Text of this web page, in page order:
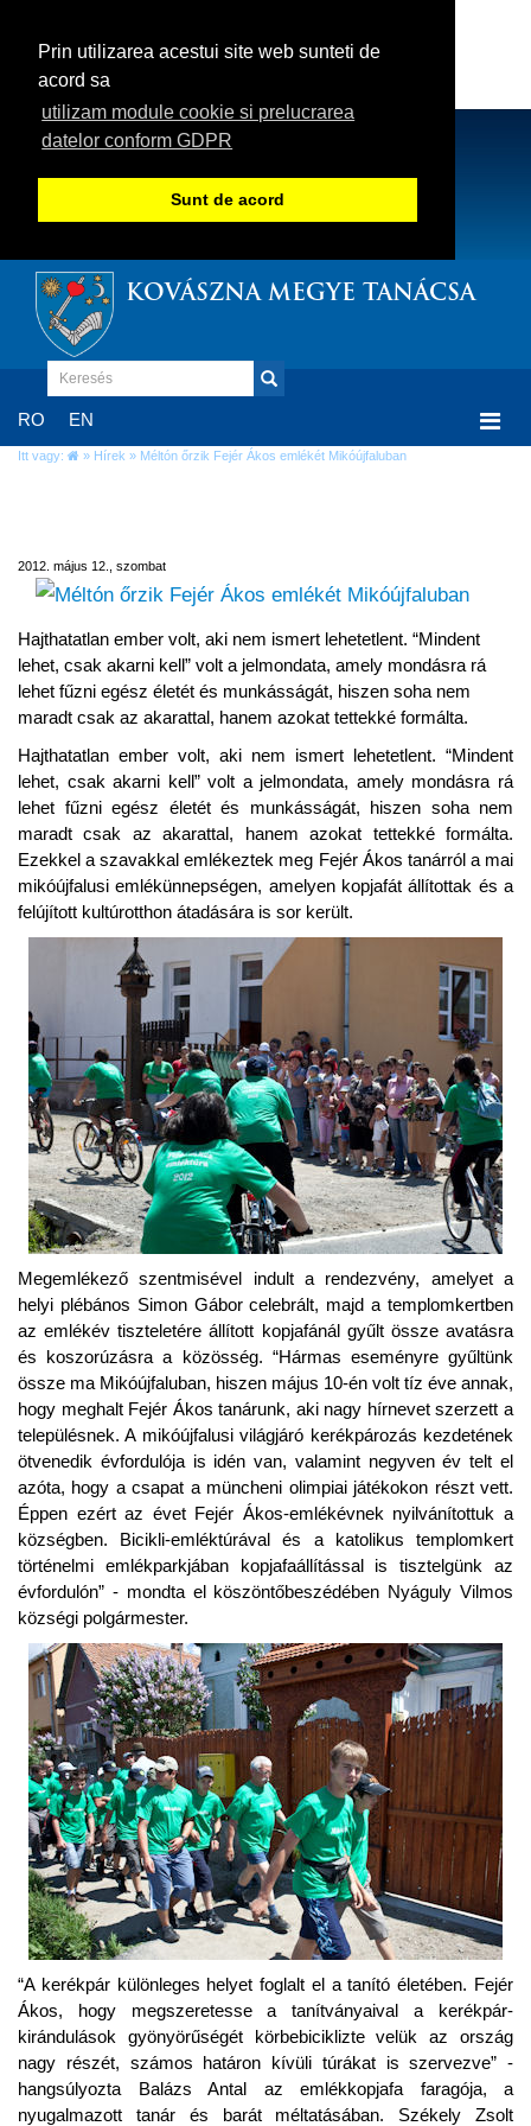
Prin utilizarea acestui site web sunteti de
acord sa
utilizam module cookie si prelucrarea
datelor conform GDPR
Sunt de acord
KOVÁSZNA MEGYE TANÁCSA
RO EN
Itt vagy: » Hírek » Méltón őrzik Fejér Ákos emlékét Mikóújfaluban
2012. május 12., szombat
Hajthatatlan ember volt, aki nem ismert lehetetlent. “Mindent
lehet, csak akarni kell” volt a jelmondata, amely mondásra rá
lehet fűzni egész életét és munkásságát, hiszen soha nem
maradt csak az akarattal, hanem azokat tettekké formálta.
Hajthatatlan ember volt, aki nem ismert lehetetlent. “Mindent
lehet, csak akarni kell” volt a jelmondata, amely mondásra rá
lehet fűzni egész életét és munkásságát, hiszen soha nem
maradt csak az akarattal, hanem azokat tettekké formálta.
Ezekkel a szavakkal emlékeztek meg Fejér Ákos tanárról a mai
mikóújfalusi emlékünnepségen, amelyen kopjafát állítottak és a
felújított kultúrotthon átadására is sor került.
Megemlékező szentmisével indult a rendezvény, amelyet a
helyi plébános Simon Gábor celebrált, majd a templomkertben
az emlékév tiszteletére állított kopjafánál gyűlt össze avatásra
és koszorúzásra a közösség. “Hármas eseményre gyűltünk
össze ma Mikóújfaluban, hiszen május 10-én volt tíz éve annak,
hogy meghalt Fejér Ákos tanárunk, aki nagy hírnevet szerzett a
településnek. A mikóújfalusi világjáró kerékpározás kezdetének
ötvenedik évfordulója is idén van, valamint negyven év telt el
azóta, hogy a csapat a müncheni olimpiai játékokon részt vett.
Éppen ezért az évet Fejér Ákos-emlékévnek nyilvánítottuk a
községben. Bicikli-emléktúrával és a katolikus templomkert
történelmi emlékparkjában kopjafaállítással is tisztelgünk az
évfordulón” - mondta el köszöntőbeszédében Nyáguly Vilmos
községi polgármester.
“A kerékpár különleges helyet foglalt el a tanító életében. Fejér
Ákos, hogy megszeretesse a tanítványaival a kerékpár-
kirándulások gyönyörűségét körbebiciklizte velük az ország
nagy részét, számos határon kívüli túrákat is szervezve” -
hangsúlyozta Balázs Antal az emlékkopjafa faragója, a
nyugalmazott tanár és barát méltatásában. Székely Zsolt